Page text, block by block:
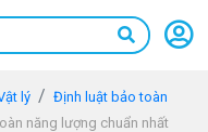
lý
Định luật bảo toàn
năng lượng chuẩn nhất